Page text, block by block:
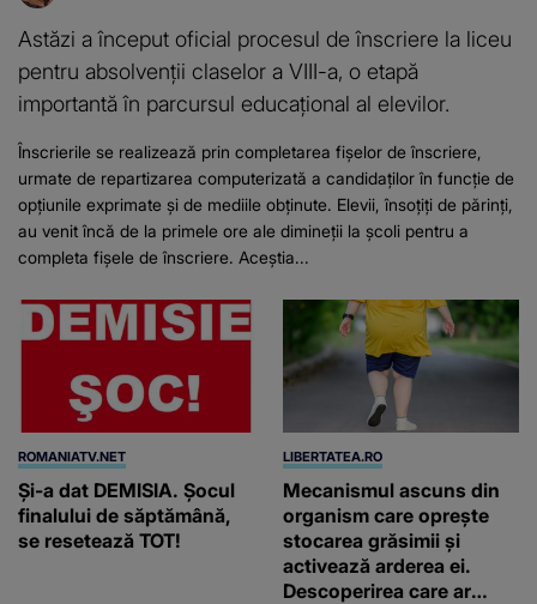
Astăzi a început oficial procesul de înscriere la liceu
pentru absolvenții claselor a VIII-a, o etapă
importantă în parcursul educațional al elevilor.
Înscrierile se realizează prin completarea fișelor de înscriere,
urmate de repartizarea computerizată a candidaților în funcție de
opțiunile exprimate și de mediile obținute. Elevii, însoțiți de părinți,
au venit încă de la primele ore ale dimineții la școli pentru a
completa fișele de înscriere. Aceștia...
ROMANIATV.NET
Şi-a dat DEMISIA. Şocul
finalului de săptămână,
se resetează TOT!
LIBERTATEA.RO
Mecanismul ascuns din
organism care oprește
stocarea grăsimii și
activează arderea ei.
Descoperirea care ar